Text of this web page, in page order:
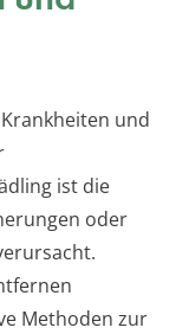
und
ist die
oder
Methoden zur